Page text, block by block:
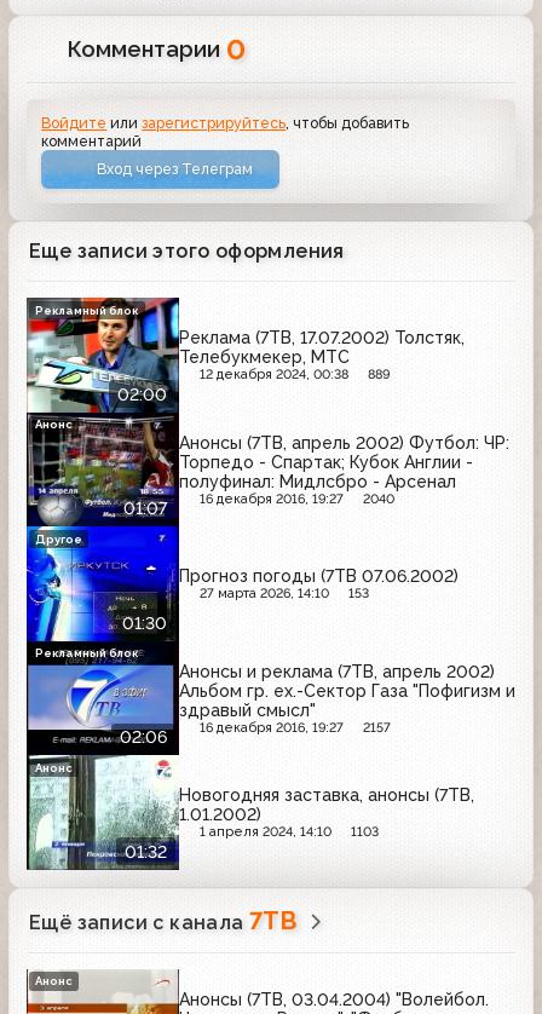
Комментарии 0
Войдите илизарегистрируйтесь , чтобы добавить
комментарий
Вход через Телеграм
Еще записи этого оформления
02:00
Реклама (7ТВ, 17.07.2002) Толстяк,
Телебукмекер, МТС
12 декабря 2024, 00:38 889
Рекламный блок
01:07
Анонсы (7ТВ, апрель 2002) Футбол: ЧР:
Торпедо - Спартак; Кубок Англии -
полуфинал: Мидлсбро - Арсенал
16 декабря 2016, 19:27 2040
Анонс
01:30
Прогноз погоды (7ТВ 07.06.2002)
27 марта 2026, 14:10 153
Другое
02:06
Анонсы и реклама (7ТВ, апрель 2002)
Альбом гр. ex.-Сектор Газа "Пофигизм и
здравый смысл"
16 декабря 2016, 19:27 2157
Рекламный блок
01:32
Новогодняя заставка, анонсы (7ТВ,
1.01.2002)
1 апреля 2024, 14:10 1103
Анонс
Ещё записи с канала 7ТВ
Анонсы (7ТВ, 03.04.2004) "Волейбол.
Анонс